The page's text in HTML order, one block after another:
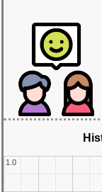
1.0
1.0